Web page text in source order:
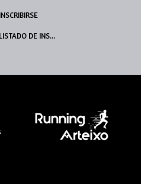
INSCRIBIRSE
LISTADO DE INSCRITOS